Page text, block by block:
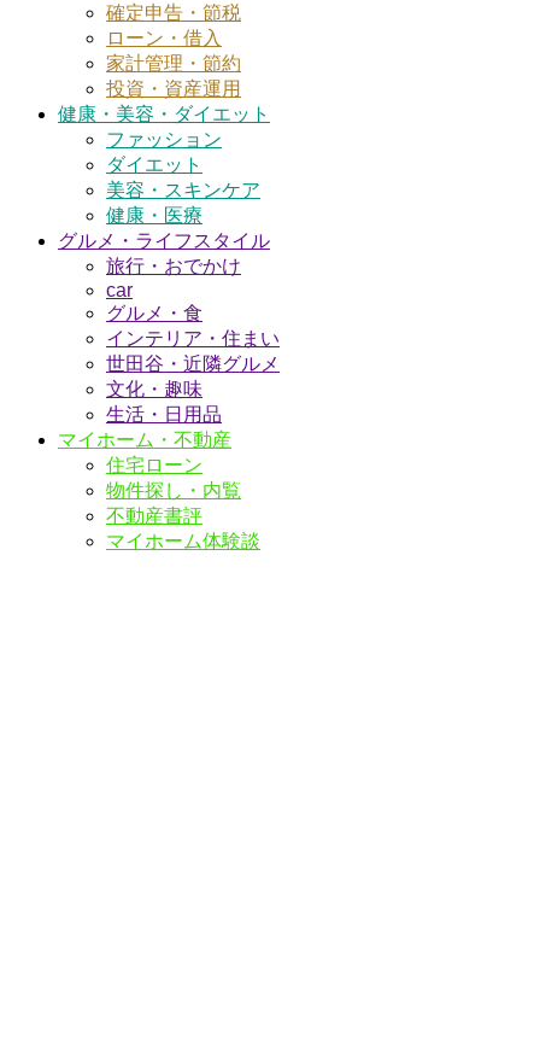
確定申告・節税
ローン・借入
家計管理・節約
投資・資産運用
健康・美容・ダイエット
ファッション
ダイエット
美容・スキンケア
健康・医療
グルメ・ライフスタイル
旅行・おでかけ
car
グルメ・食
インテリア・住まい
世田谷・近隣グルメ
文化・趣味
生活・日用品
マイホーム・不動産
住宅ローン
物件探し・内覧
不動産書評
マイホーム体験談